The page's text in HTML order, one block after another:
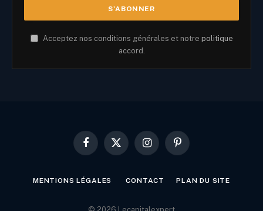
Acceptez nos conditions générales et notre politique
accord.
Facebook
X
InstagramPinterest
MENTIONS LÉGALES CONTACT PLAN DU SITE